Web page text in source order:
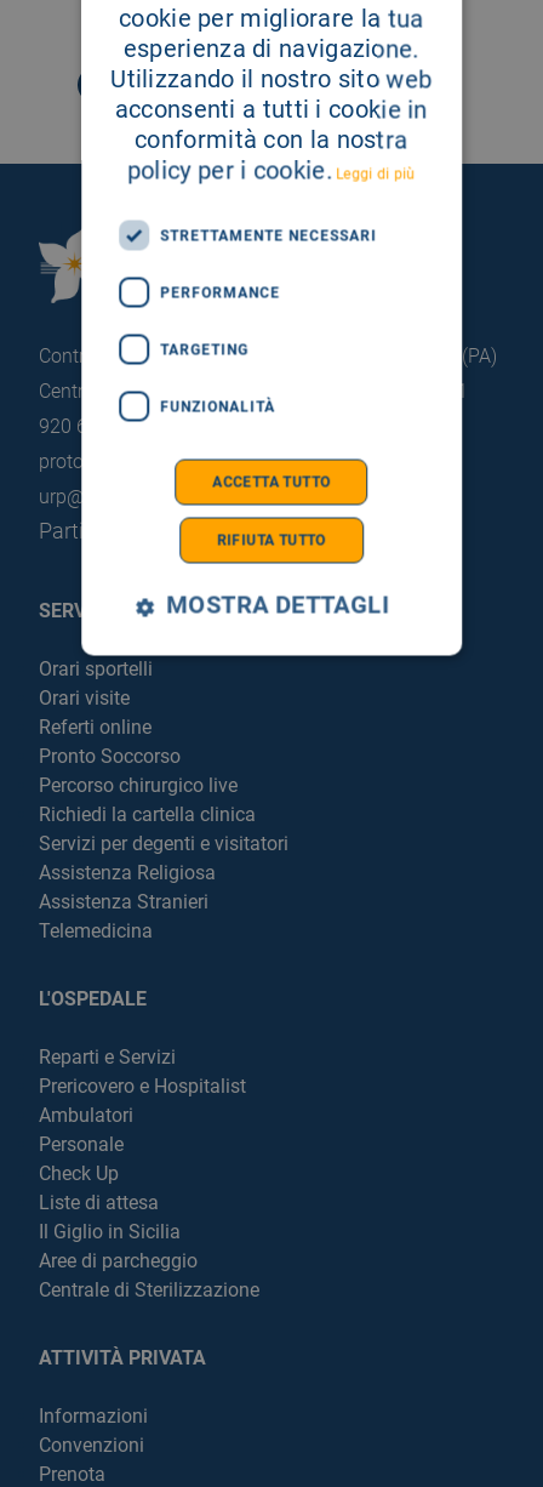
SEGUICI SU
Fondazione Istituto
G.Giglio di Cefalù
Contrada Pietrapollastra - Pisciotto 90015 Cefalù (PA)
Centralino: +39 0921 920 111
Portineria: +39 0921
920 663
protocollo@pec.hsrgiglio.it info@hsrgiglio.it
urp@hsrgiglio.it
Partita IVA: 05205490823
SERVIZI AL PAZIENTE
Orari sportelli
Orari visite
Referti online
Pronto Soccorso
Percorso chirurgico live
Richiedi la cartella clinica
Servizi per degenti e visitatori
Assistenza Religiosa
Assistenza Stranieri
Telemedicina
L'OSPEDALE
Reparti e Servizi
Prericovero e Hospitalist
Ambulatori
Personale
Check Up
Liste di attesa
Il Giglio in Sicilia
Aree di parcheggio
Centrale di Sterilizzazione
ATTIVITÀ PRIVATA
Informazioni
Convenzioni
Prenota
cookie per migliorare la tua
esperienza di navigazione.
Utilizzando il nostro sito web
acconsenti a tutti i cookie in
conformità con la nostra
policy per i cookie. Leggi di più
STRETTAMENTE NECESSARI
PERFORMANCE
TARGETING
FUNZIONALITÀ
ACCETTA TUTTO
RIFIUTA TUTTO
MOSTRA DETTAGLI